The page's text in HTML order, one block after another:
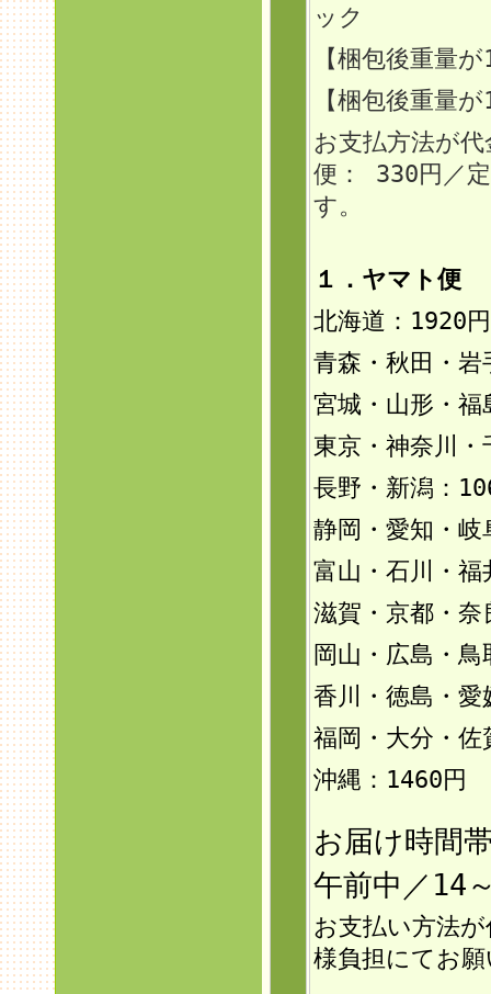
ック
【梱包後重量が
【梱包後重量
お支払方法が
便： 330円／
す。
１．ヤマト便
北海道：1920円
青森・秋田・
宮城・山形・
東京・神奈川
長野・新潟：
静岡・愛知・
富山・石川・福
滋賀・京都・
岡山・広島・
香川・徳島・
福岡・大分・
沖縄：1460円
お届け時間
午前中／14
お支払い方法
様負担にてお